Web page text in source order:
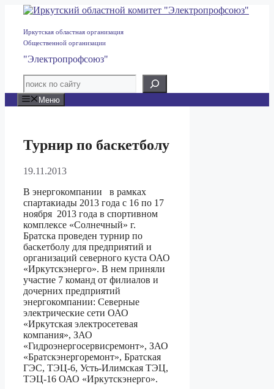
Перейти
содержимому
Иркутская областная организация
Общественной организации
"Электропрофсоюз"
Меню
Турнир по баскетболу
19.11.2013
В энергокомпании в рамках
спартакиады 2013 года с 16 по 17
ноября 2013 года в спортивном
комплексе «Солнечный» г.
Братска проведен турнир по
баскетболу для предприятий и
организаций северного куста ОАО
«Иркутскэнерго». В нем приняли
участие 7 команд от филиалов и
дочерних предприятий
энергокомпании: Северные
электрические сети ОАО
«Иркутская электросетевая
компания», ЗАО
«Гидроэнергосервисремонт», ЗАО
«Братскэнергоремонт», Братская
ГЭС, ТЭЦ-6, Усть-Илимская ТЭЦ,
ТЭЦ-16 ОАО «Иркутскэнерго».